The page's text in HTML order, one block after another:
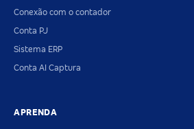
Conexão com o contador
Conta PJ
Sistema ERP
Conta AI Captura
APRENDA